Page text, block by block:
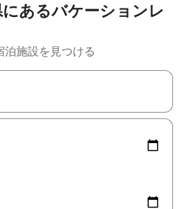
あるバケーションレ
施設を見つける
、上下の矢印キーを使って移動するか